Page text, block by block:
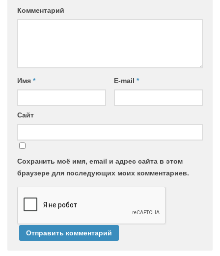
Комментарий
Имя * E-mail *
Сайт
Сохранить моё имя, email и адрес сайта в этом
браузере для последующих моих комментариев.